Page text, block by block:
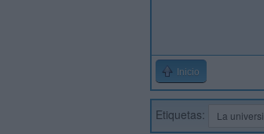
Inicio
Etiquetas: La